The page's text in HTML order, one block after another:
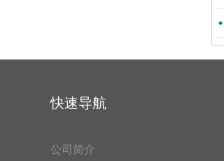
快速导航
公司简介